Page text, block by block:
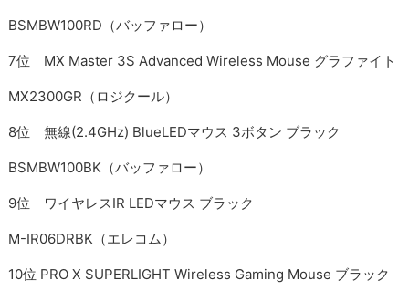
BSMBW100RD（バッファロー）
7位 MX Master 3S Advanced Wireless Mouse グラファイト
MX2300GR（ロジクール）
8位 無線(2.4GHz) BlueLEDマウス 3ボタン ブラック
BSMBW100BK（バッファロー）
9位 ワイヤレスIR LEDマウス ブラック
M-IR06DRBK（エレコム）
10位 PRO X SUPERLIGHT Wireless Gaming Mouse ブラック